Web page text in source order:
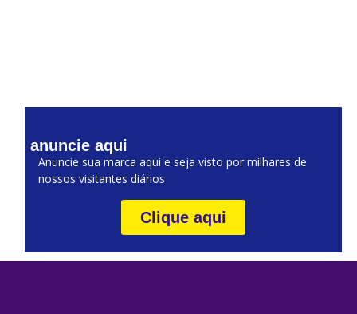
anuncie aqui
Anuncie sua marca aqui e seja visto por milhares de
nossos visitantes diários
Clique aqui